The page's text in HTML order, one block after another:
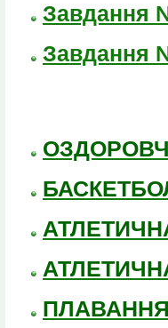
Завдання
Завдання